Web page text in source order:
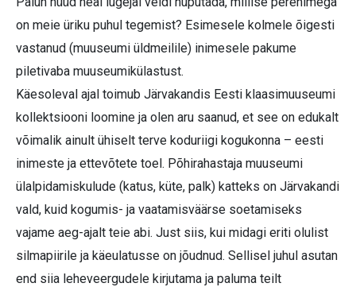
on meie üriku puhul tegemist? Esimesele kolmele õigesti
vastanud (muuseumi üldmeilile) inimesele pakume
piletivaba muuseumikülastust.
Käesoleval ajal toimub Järvakandis Eesti klaasimuuseumi
kollektsiooni loomine ja olen aru saanud, et see on edukalt
võimalik ainult ühiselt terve koduriigi kogukonna – eesti
inimeste ja ettevõtete toel. Põhirahastaja muuseumi
ülalpidamiskulude (katus, küte, palk) katteks on Järvakandi
vald, kuid kogumis- ja vaatamisväärse soetamiseks
vajame aeg-ajalt teie abi. Just siis, kui midagi eriti olulist
silmapiirile ja käeulatusse on jõudnud. Sellisel juhul asutan
end siia leheveergudele kirjutama ja paluma teilt